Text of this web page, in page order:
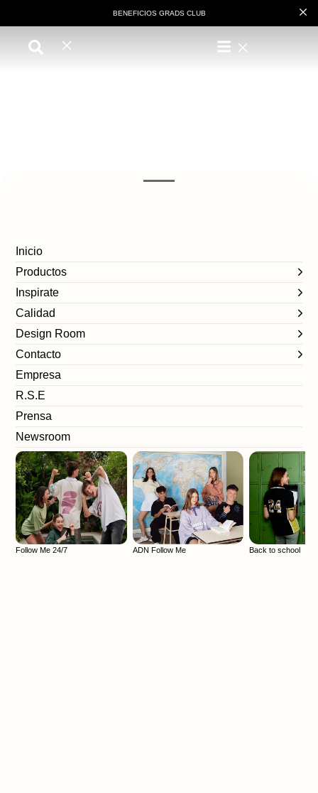
LOOK 11
ADN Follow Me
BENEFICIOS GRADS CLUB
Inicio
Productos
Inspirate
Calidad
Design Room
Contacto
Empresa
R.S.E
Prensa
Newsroom
Follow Me 24/7 ADN Follow Me Back to school